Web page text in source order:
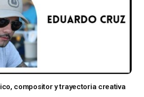
compositor y trayectoria creativa